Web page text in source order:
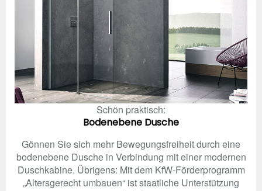
Schön praktisch:
Bodenebene Dusche
Gönnen Sie sich mehr Bewegungsfreiheit durch eine
bodenebene Dusche in Verbindung mit einer modernen
Duschkabine. Übrigens: Mit dem KfW-Förderprogramm
„Altersgerecht umbauen“ ist staatliche Unterstützung